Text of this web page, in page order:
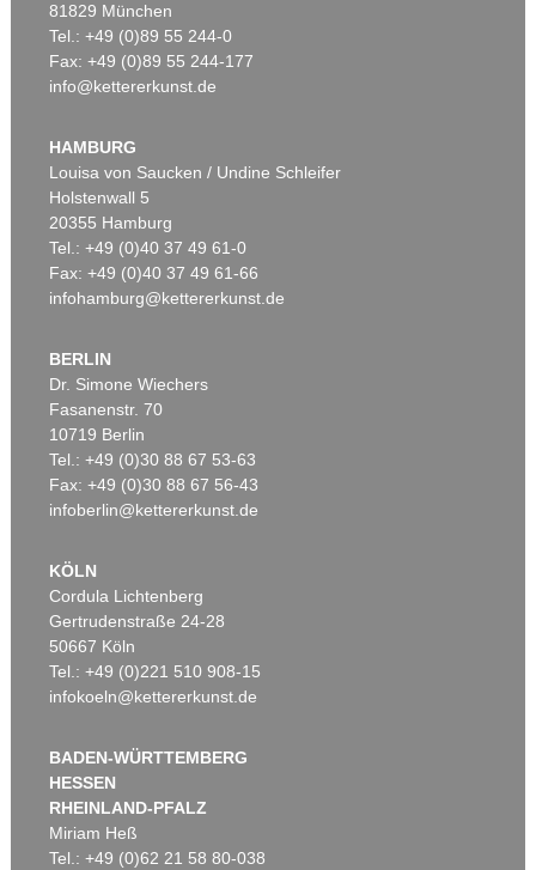
81829 München
Tel.: +49 (0)89 55 244-0
Fax: +49 (0)89 55 244-177
info@kettererkunst.de
HAMBURG
Louisa von Saucken / Undine Schleifer
Holstenwall 5
20355 Hamburg
Tel.: +49 (0)40 37 49 61-0
Fax: +49 (0)40 37 49 61-66
infohamburg@kettererkunst.de
BERLIN
Dr. Simone Wiechers
Fasanenstr. 70
10719 Berlin
Tel.: +49 (0)30 88 67 53-63
Fax: +49 (0)30 88 67 56-43
infoberlin@kettererkunst.de
KÖLN
Cordula Lichtenberg
Gertrudenstraße 24-28
50667 Köln
Tel.: +49 (0)221 510 908-15
infokoeln@kettererkunst.de
BADEN-WÜRTTEMBERG
HESSEN
RHEINLAND-PFALZ
Miriam Heß
Tel.: +49 (0)62 21 58 80-038